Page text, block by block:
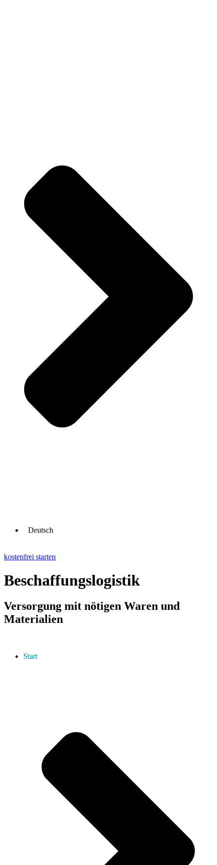
Deutsch
kostenfrei starten
Beschaffungslogistik
Versorgung mit nötigen Waren und
Materialien
Start